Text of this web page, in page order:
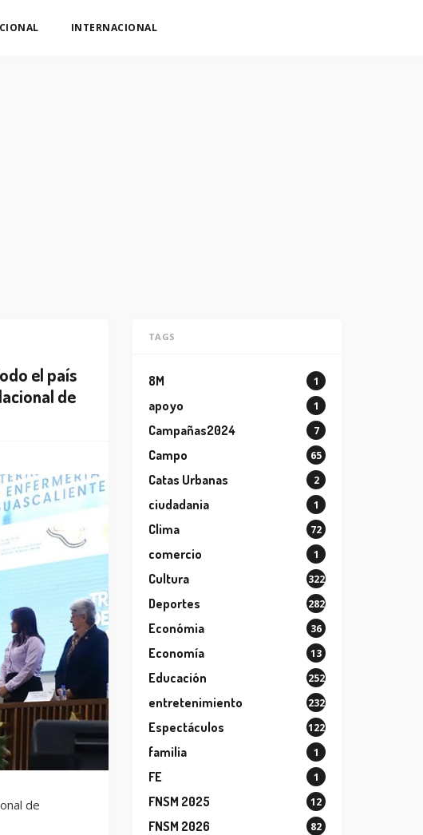
INTERNACIONAL
el país
de
de
TAGS
8M 1
apoyo 1
Campañas2024 7
Campo 65
Catas Urbanas 2
ciudadania 1
Clima 72
comercio 1
Cultura 322
Deportes 282
Económia 36
Economía 13
Educación 252
entretenimiento 232
Espectáculos 122
familia 1
FE 1
FNSM 2025 12
FNSM 2026 82